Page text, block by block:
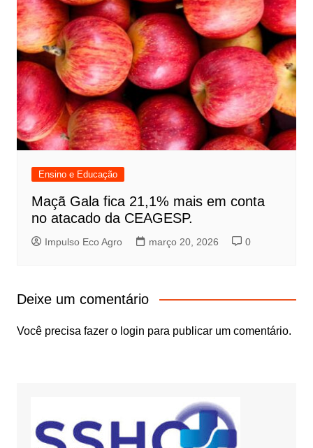
Ensino e Educação
Maçã Gala fica 21,1% mais em conta
no atacado da CEAGESP.
Impulso Eco Agro março 20, 2026 0
Deixe um comentário
Você precisa fazer o login para publicar um comentário.